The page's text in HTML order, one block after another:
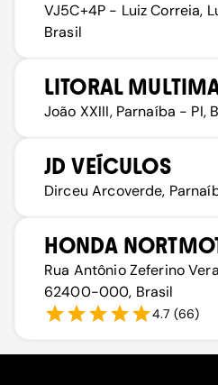
VJ5C+4P - Luiz Correia,
Brasil
LITORAL
João XXIII, Parnaíba - PI,
JD VEÍCULOS
Dirceu Arcoverde,
HONDA
Rua Antônio Zeferino
62400-000, Brasil
4.7 (66)